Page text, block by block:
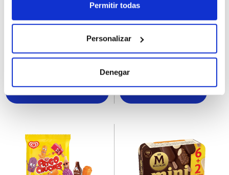
Permitir todas
Personalizar
Denegar
Helado Mini Almendras